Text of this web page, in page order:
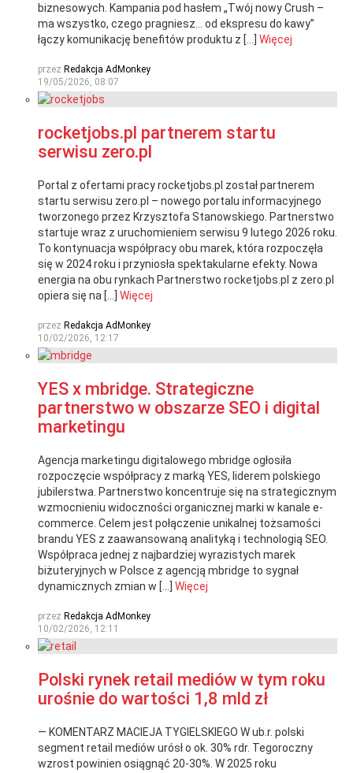
biznesowych. Kampania pod hasłem „Twój nowy Crush –
ma wszystko, czego pragniesz… od ekspresu do kawy”
łączy komunikację benefitów produktu z […] Więcej
przez Redakcja AdMonkey
19/05/2026, 08:07
rocketjobs.pl partnerem startu
serwisu zero.pl
Portal z ofertami pracy rocketjobs.pl został partnerem
startu serwisu zero.pl – nowego portalu informacyjnego
tworzonego przez Krzysztofa Stanowskiego. Partnerstwo
startuje wraz z uruchomieniem serwisu 9 lutego 2026 roku.
To kontynuacja współpracy obu marek, która rozpoczęła
się w 2024 roku i przyniosła spektakularne efekty. Nowa
energia na obu rynkach Partnerstwo rocketjobs.pl z zero.pl
opiera się na […] Więcej
przez Redakcja AdMonkey
10/02/2026, 12:17
YES x mbridge. Strategiczne
partnerstwo w obszarze SEO i digital
marketingu
Agencja marketingu digitalowego mbridge ogłosiła
rozpoczęcie współpracy z marką YES, liderem polskiego
jubilerstwa. Partnerstwo koncentruje się na strategicznym
wzmocnieniu widoczności organicznej marki w kanale e-
commerce. Celem jest połączenie unikalnej tożsamości
brandu YES z zaawansowaną analityką i technologią SEO.
Współpraca jednej z najbardziej wyrazistych marek
biżuteryjnych w Polsce z agencją mbridge to sygnał
dynamicznych zmian w […] Więcej
przez Redakcja AdMonkey
10/02/2026, 12:11
Polski rynek retail mediów w tym roku
urośnie do wartości 1,8 mld zł
— KOMENTARZ MACIEJA TYGIELSKIEGO W ub.r. polski
segment retail mediów urósł o ok. 30% rdr. Tegoroczny
wzrost powinien osiągnąć 20-30%. W 2025 roku